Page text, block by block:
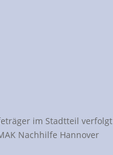
im Stadtteil verfolgt
Nachhilfe Hannover